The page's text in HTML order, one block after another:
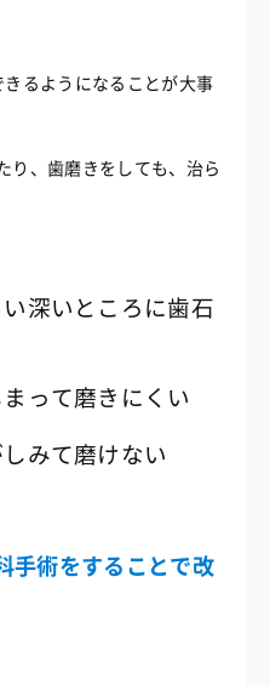
るようになることが大事
り、歯磨きをしても、治ら
深いところに歯石
って磨きにくい
みて磨けない
手術をすることで改